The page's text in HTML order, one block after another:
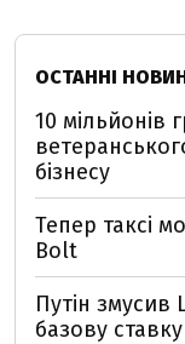
ОСТАННІ
10 мільйонів
бізнесу
Тепер таксі
Bolt
Путін
базову